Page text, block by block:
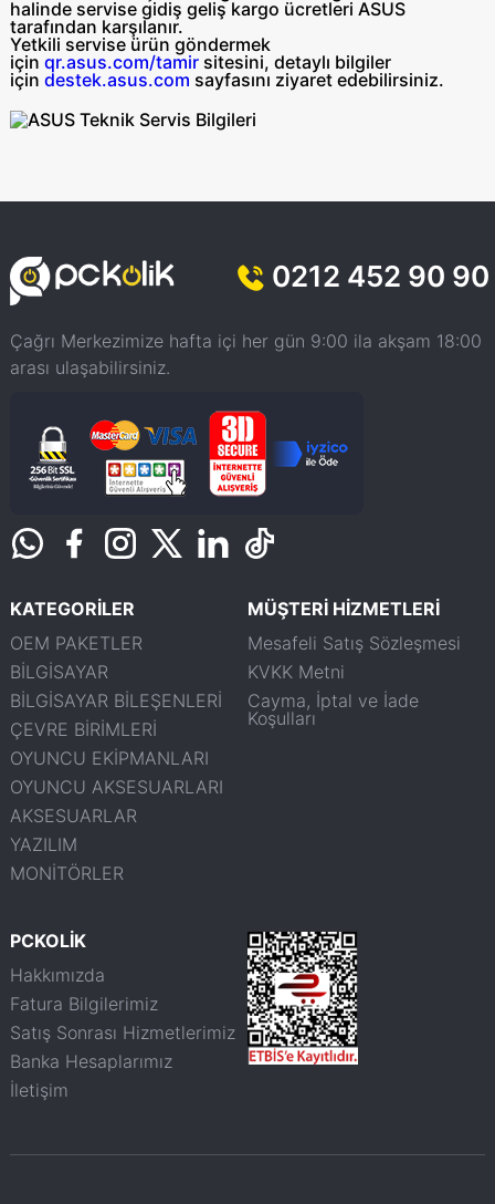
halinde servise gidiş geliş kargo ücretleri ASUS
tarafından karşılanır.
Yetkili servise ürün göndermek
için qr.asus.com/tamir sitesini, detaylı bilgiler
için destek.asus.com sayfasını ziyaret edebilirsiniz.
0212 452 90 90
Çağrı Merkezimize hafta içi her gün 9:00 ila akşam 18:00
arası ulaşabilirsiniz.
KATEGORİLER
OEM PAKETLER
BİLGİSAYAR
BİLGİSAYAR BİLEŞENLERİ
ÇEVRE BİRİMLERİ
OYUNCU EKİPMANLARI
OYUNCU AKSESUARLARI
AKSESUARLAR
YAZILIM
MONİTÖRLER
MÜŞTERİ HİZMETLERİ
Mesafeli Satış Sözleşmesi
KVKK Metni
Cayma, İptal ve İade
Koşulları
PCKOLİK
Hakkımızda
Fatura Bilgilerimiz
Satış Sonrası Hizmetlerimiz
Banka Hesaplarımız
İletişim